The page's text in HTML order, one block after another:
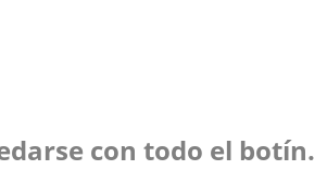
con todo el botín.